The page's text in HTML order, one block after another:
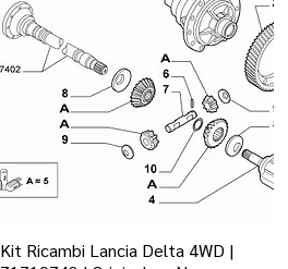
Kit Ricambi Lancia Delta 4WD |